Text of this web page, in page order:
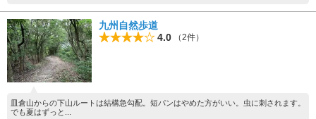
九州自然歩道
4.0
（2件）
皿倉山からの下山ルートは結構急勾配。短パンはやめた方がいい。虫に刺されます。
でも夏はずっと...